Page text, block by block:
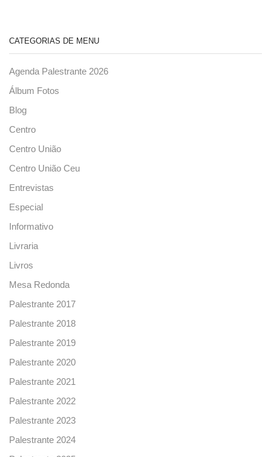
CATEGORIAS DE MENU
Agenda Palestrante 2026
Álbum Fotos
Blog
Centro
Centro União
Centro União Ceu
Entrevistas
Especial
Informativo
Livraria
Livros
Mesa Redonda
Palestrante 2017
Palestrante 2018
Palestrante 2019
Palestrante 2020
Palestrante 2021
Palestrante 2022
Palestrante 2023
Palestrante 2024